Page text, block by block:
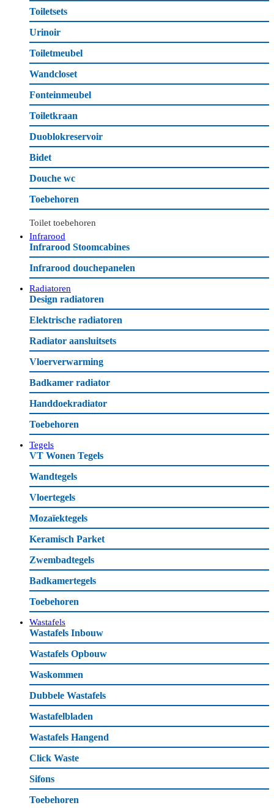
Toiletsets
Urinoir
Toiletmeubel
Wandcloset
Fonteinmeubel
Toiletkraan
Duoblokreservoir
Bidet
Douche wc
Toebehoren
Toilet toebehoren
Infrarood
Infrarood Stoomcabines
Infrarood douchepanelen
Radiatoren
Design radiatoren
Elektrische radiatoren
Radiator aansluitsets
Vloerverwarming
Badkamer radiator
Handdoekradiator
Toebehoren
Tegels
VT Wonen Tegels
Wandtegels
Vloertegels
Mozaïektegels
Keramisch Parket
Zwembadtegels
Badkamertegels
Toebehoren
Wastafels
Wastafels Inbouw
Wastafels Opbouw
Waskommen
Dubbele Wastafels
Wastafelbladen
Wastafels Hangend
Click Waste
Sifons
Toebehoren